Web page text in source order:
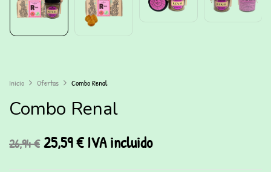
Inicio Ofertas Combo Renal
Combo Renal
26,94€ 25,59€IVA incluido